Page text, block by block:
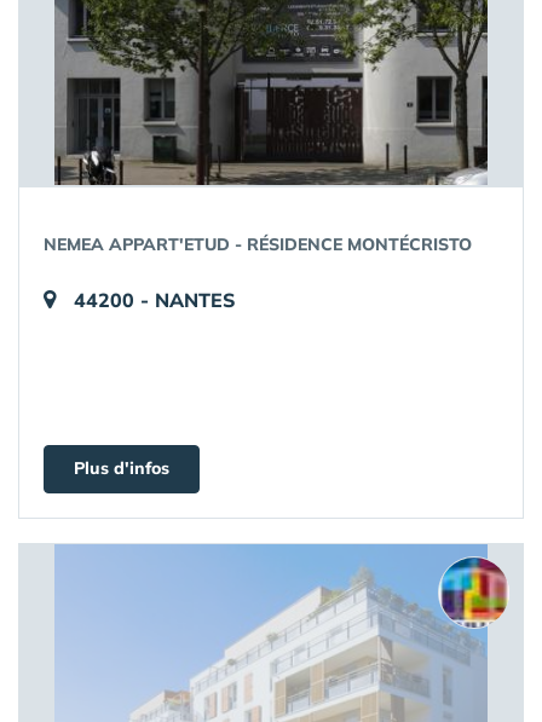
NEMEA APPART'ETUD - RÉSIDENCE MONTÉCRISTO
44200 - NANTES
Plus d'infos